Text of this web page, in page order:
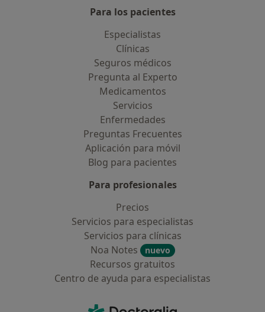
Para los pacientes
Especialistas
Clínicas
Seguros médicos
Pregunta al Experto
Medicamentos
Servicios
Enfermedades
Preguntas Frecuentes
Aplicación para móvil
Blog para pacientes
Para profesionales
Precios
Servicios para especialistas
Servicios para clínicas
Noa Notes
nuevo
Recursos gratuitos
Centro de ayuda para especialistas
Doctoralia - Página de inicio